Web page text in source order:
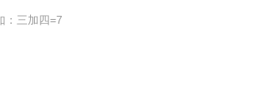
：三加四=7